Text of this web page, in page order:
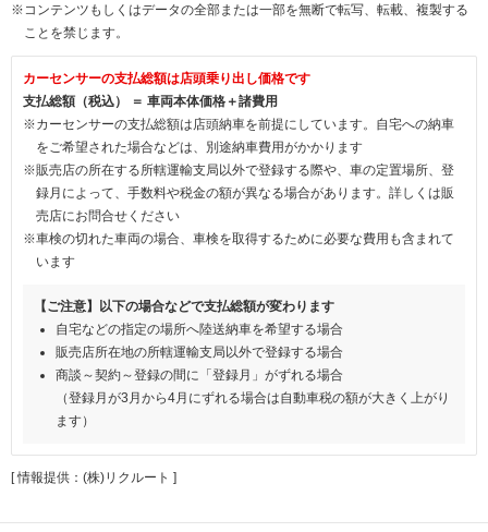
※コンテンツもしくはデータの全部または一部を無断で転写、転載、複製する
ことを禁じます。
カーセンサーの支払総額は店頭乗り出し価格です
支払総額（税込） ＝ 車両本体価格＋諸費用
※カーセンサーの支払総額は店頭納車を前提にしています。自宅への納車
をご希望された場合などは、別途納車費用がかかります
※販売店の所在する所轄運輸支局以外で登録する際や、車の定置場所、登
録月によって、手数料や税金の額が異なる場合があります。詳しくは販
売店にお問合せください
※車検の切れた車両の場合、車検を取得するために必要な費用も含まれて
います
【ご注意】以下の場合などで支払総額が変わります
自宅などの指定の場所へ陸送納車を希望する場合
販売店所在地の所轄運輸支局以外で登録する場合
商談～契約～登録の間に「登録月」がずれる場合
（登録月が3月から4月にずれる場合は自動車税の額が大きく上がり
ます）
[ 情報提供：(株)リクルート ]